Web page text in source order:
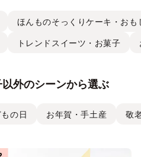
ほんものそっくりケーキ・おも
トレンドスイーツ・お菓子
外のシーンから選ぶ
の日 お年賀・手土産 敬